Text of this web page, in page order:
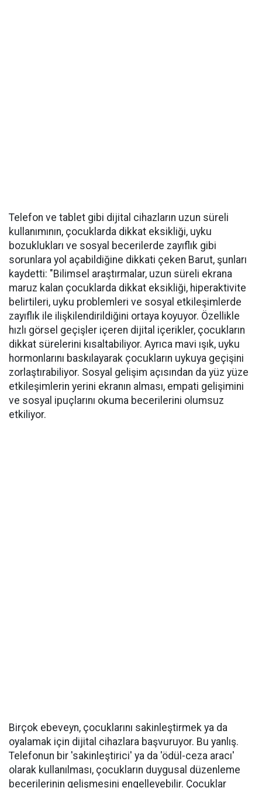
Telefon ve tablet gibi dijital cihazların uzun süreli
kullanımının, çocuklarda dikkat eksikliği, uyku
bozuklukları ve sosyal becerilerde zayıflık gibi
sorunlara yol açabildiğine dikkati çeken Barut, şunları
kaydetti: "Bilimsel araştırmalar, uzun süreli ekrana
maruz kalan çocuklarda dikkat eksikliği, hiperaktivite
belirtileri, uyku problemleri ve sosyal etkileşimlerde
zayıflık ile ilişkilendirildiğini ortaya koyuyor. Özellikle
hızlı görsel geçişler içeren dijital içerikler, çocukların
dikkat sürelerini kısaltabiliyor. Ayrıca mavi ışık, uyku
hormonlarını baskılayarak çocukların uykuya geçişini
zorlaştırabiliyor. Sosyal gelişim açısından da yüz yüze
etkileşimlerin yerini ekranın alması, empati gelişimini
ve sosyal ipuçlarını okuma becerilerini olumsuz
etkiliyor.
Birçok ebeveyn, çocuklarını sakinleştirmek ya da
oyalamak için dijital cihazlara başvuruyor. Bu yanlış.
Telefonun bir 'sakinleştirici' ya da 'ödül-ceza aracı'
olarak kullanılması, çocukların duygusal düzenleme
becerilerinin gelişmesini engelleyebilir. Çocuklar